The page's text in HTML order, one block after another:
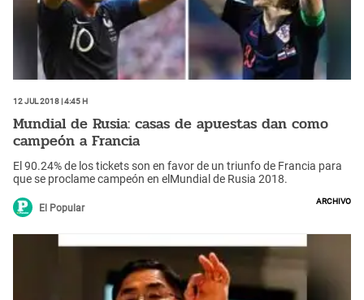
12 Jul 2018 | 4:45 h
Mundial de Rusia: casas de apuestas dan como
campeón a Francia
El 90.24% de los tickets son en favor de un triunfo de Francia para
que se proclame campeón en elMundial de Rusia 2018.
El Popular
Archivo